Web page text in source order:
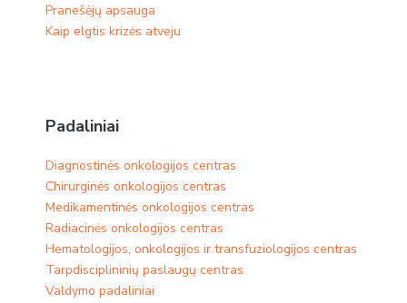
Pranešėjų apsauga
Kaip elgtis krizės atveju
Padaliniai
Diagnostinės onkologijos centras
Chirurginės onkologijos centras
Medikamentinės onkologijos centras​
Radiacinės onkologijos centras
Hematologijos, onkologijos ir transfuziologijos centras
Tarpdisciplininių paslaugų centras
Valdymo padaliniai